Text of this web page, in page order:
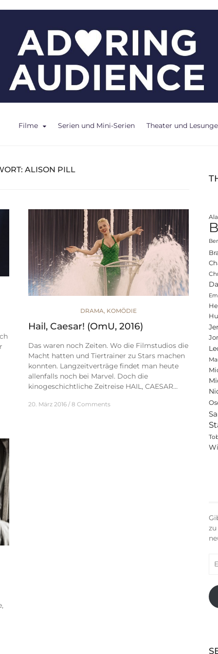
Filme Serien und Mini-Serien Theater und
ALISON PILL
DRAMA, KOMÖDIE
Hail, Caesar! (OmU, 2016)
Das waren noch Zeiten. Wo die Filmstudios die
Macht hatten und Tiertrainer zu Stars machen
konnten. Langzeitverträge findet man heute
allenfalls noch bei Marvel. Doch die
kinogeschichtliche Zeitreise HAIL, CAESAR…
20. März 2016 8 Comments